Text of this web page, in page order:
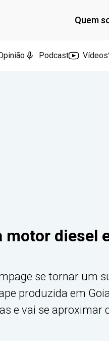
Quem
Podcast Vídeos
motor diesel
se tornar um
produzida em
e vai se aproximar